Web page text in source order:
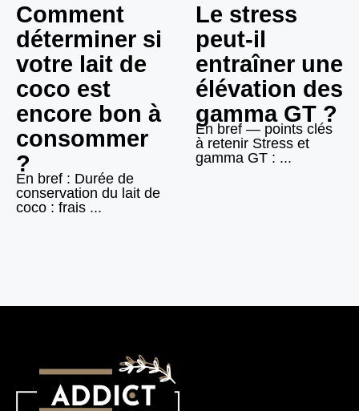
Comment
déterminer si
votre lait de
coco est
encore bon à
consommer
?
En bref : Durée de
conservation du lait de
coco : frais ...
Le stress
peut-il
entraîner une
élévation des
gamma GT ?
En bref — points clés
à retenir Stress et
gamma GT : ...